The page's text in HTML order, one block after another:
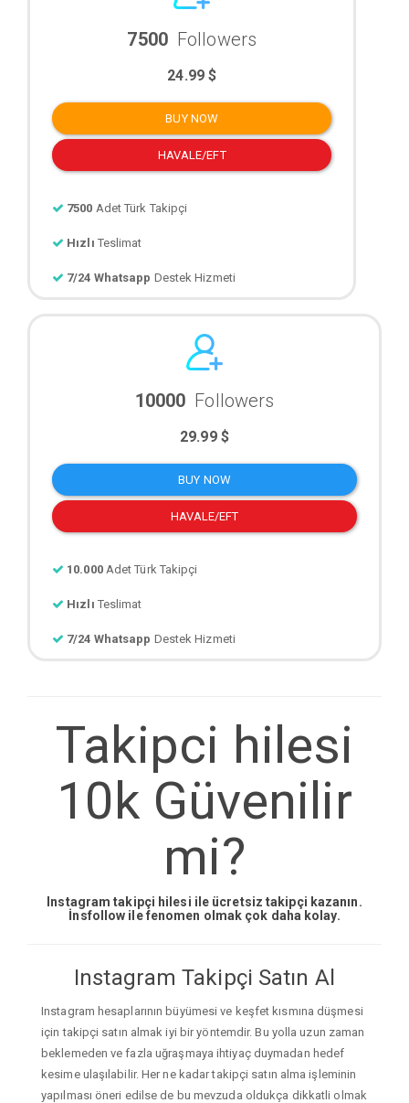
7500 Followers
24.99 $
BUY NOW
HAVALE/EFT
7500 Adet Türk Takipçi
Hızlı Teslimat
7/24 Whatsapp Destek Hizmeti
10000 Followers
29.99 $
BUY NOW
HAVALE/EFT
10.000 Adet Türk Takipçi
Hızlı Teslimat
7/24 Whatsapp Destek Hizmeti
Takipci hilesi
10k Güvenilir
mi?
Instagram takipçi hilesi ile ücretsiz takipçi kazanın.
İnsfollow ile fenomen olmak çok daha kolay.
Instagram Takipçi Satın Al
Instagram hesaplarının büyümesi ve keşfet kısmına düşmesi
için takipçi satın almak iyi bir yöntemdir. Bu yolla uzun zaman
beklemeden ve fazla uğraşmaya ihtiyaç duymadan hedef
kesime ulaşılabilir. Her ne kadar takipçi satın alma işleminin
yapılması öneri edilse de bu mevzuda oldukça dikkatli olmak